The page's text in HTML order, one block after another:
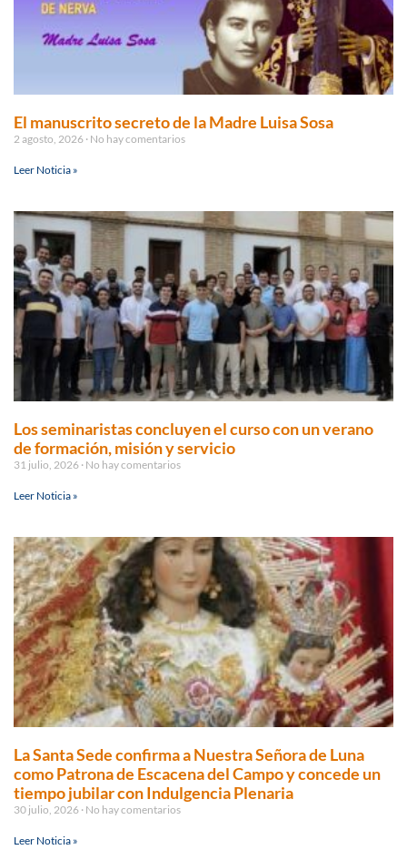
El manuscrito secreto de la Madre Luisa Sosa
2 agosto, 2026 No hay comentarios
Leer Noticia »
Los seminaristas concluyen el curso con un verano
de formación, misión y servicio
31 julio, 2026 No hay comentarios
Leer Noticia »
La Santa Sede confirma a Nuestra Señora de Luna
como Patrona de Escacena del Campo y concede un
tiempo jubilar con Indulgencia Plenaria
30 julio, 2026 No hay comentarios
Leer Noticia »